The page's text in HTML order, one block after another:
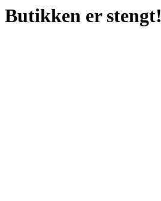
Butikken er stengt!